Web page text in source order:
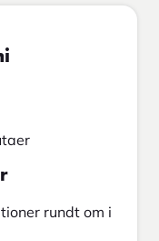
rundt om i